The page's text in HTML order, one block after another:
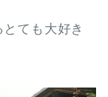
ても大好き